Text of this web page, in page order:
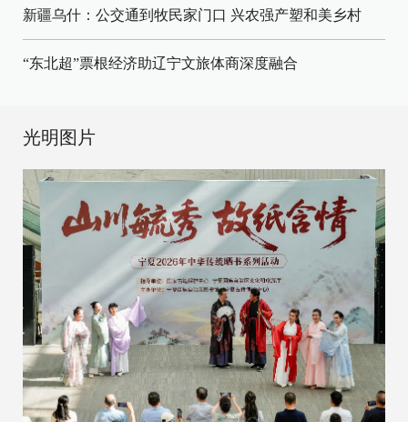
新疆乌什：公交通到牧民家门口 兴农强产塑和美乡村
“东北超”票根经济助辽宁文旅体商深度融合
光明图片